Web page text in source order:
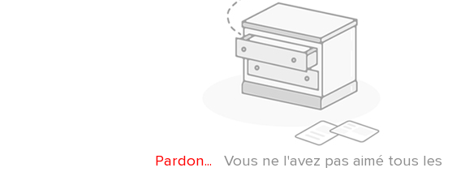
Pardon...
Vous ne l'avez pas aimé tous les